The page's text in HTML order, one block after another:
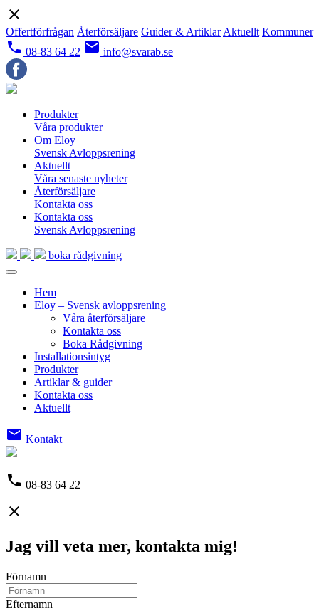
close
Offertförfrågan Återförsäljare Guider & Artiklar Aktuellt Kommuner
local_phone 08-83 64 22 email info@svarab.se
Produkter
Våra produkter
Om Eloy
Svensk Avloppsrening
Aktuellt
Våra senaste nyheter
Återförsäljare
Kontakta oss
Kontakta oss
Svensk Avloppsrening
boka rådgivning
Hem
Eloy – Svensk avloppsrening
Våra återförsäljare
Kontakta oss
Boka Rådgivning
Installationsintyg
Produkter
Artiklar & guider
Kontakta oss
Aktuellt
email Kontakt
phone 08-83 64 22
close
Jag vill veta mer, kontakta mig!
Förnamn
Efternamn